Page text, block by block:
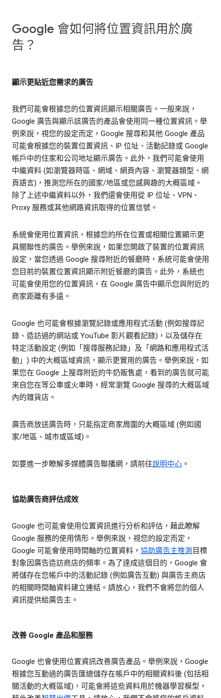
Google 會如何將位置資訊用於廣
告？
顯示更貼近您需求的廣告
我們可能會根據您的位置資訊顯示相關廣告。一般來說，
Google 廣告與顯示該廣告的產品會使用同一種位置資訊。舉
例來說，視您的設定而定，Google 搜尋和其他 Google 產品
可能會根據您的裝置位置資訊、IP 位址、活動記錄或 Google
帳戶中的住家和公司地址顯示廣告。此外，我們可能會使用
中繼資料 (如瀏覽器時區、網域、網頁內容、瀏覽器類型、網
頁語言)，推測您所在的國家/地區或您感興趣的大概區域。
除了上述中繼資料以外，我們還會使用從 IP 位址、VPN、
Proxy 服務或其他網路資訊取得的位置信號。
系統會使用位置資訊，根據您的所在位置或相關位置顯示更
具關聯性的廣告。舉例來說，如果您開啟了裝置的位置資訊
設定，當您透過 Google 搜尋附近的餐廳時，系統可能會使用
您目前的裝置位置資訊顯示附近餐廳的廣告。此外，系統也
可能會使用您的位置資訊，在 Google 廣告中顯示您與附近的
商家距離有多遠。
Google 也可能會根據瀏覽記錄或應用程式活動 (例如搜尋記
錄、造訪過的網站或 YouTube 影片觀看記錄)，以及儲存在
特定活動設定 (例如「搜尋服務記錄」及「網路和應用程式活
動」) 中的大概區域資訊，顯示更實用的廣告。舉例來說，如
果您在 Google 上搜尋附近的牛奶販售處，看到的廣告就可能
來自您在等公車或火車時，經常瀏覽 Google 搜尋的大概區域
內的雜貨店。
廣告商放送廣告時，只能指定商家周圍的大概區域 (例如國
家/地區、城市或區域)。
如要進一步瞭解多媒體廣告聯播網，請前往說明中心 。
協助廣告商評估成效
Google 也可能會使用位置資訊進行分析和評估，藉此瞭解
Google 服務的使用情形。舉例來說，視您的設定而定，
Google 可能會使用時間軸的位置資料， 協助廣告主推測 目標
對象因廣告造訪商店的頻率。為了達成這個目的，Google 會
將儲存在您帳戶中的活動記錄 (例如廣告互動) 與廣告主商店
的相關時間軸資料建立連結。請放心，我們不會將您的個人
資訊提供給廣告主。
改善 Google 產品和服務
Google 也會使用位置資訊改善廣告產品。舉例來說，Google
根據您互動過的廣告匯總儲存在帳戶中的相關資料後 (包括相
關活動的大概區域)，可能會將這些資料用於機器學習模型，